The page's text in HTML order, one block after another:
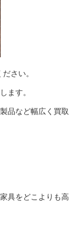
さい。
ます。
品など幅広く買取
具をどこよりも高